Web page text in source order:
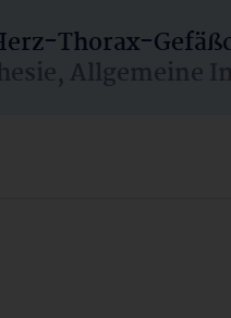
Thorax-
Allgemeine